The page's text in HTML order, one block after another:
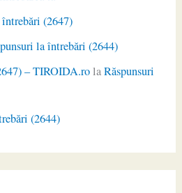
(2647)
la întrebări (2644)
– TIROIDA.rolaRăspunsuri
(2644)